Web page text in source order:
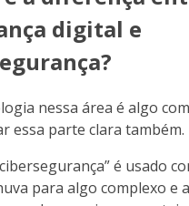
digital e
nessa área é algo
essa parte clara também.
é usado
para algo complexo e